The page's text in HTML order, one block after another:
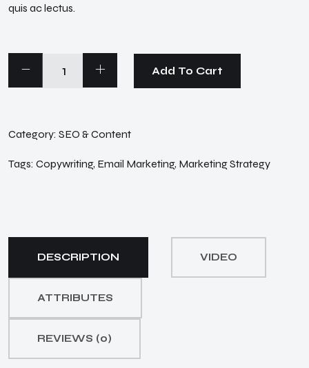
quis ac lectus.
Add To Cart
Category: SEO & Content
Tags: Copywriting, Email Marketing, Marketing Strategy
DESCRIPTION VIDEO
ATTRIBUTES
REVIEWS (0)